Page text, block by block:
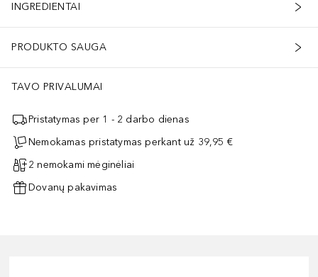
INGREDIENTAI
PRODUKTO SAUGA
TAVO PRIVALUMAI
Pristatymas per 1 - 2 darbo dienas
Nemokamas pristatymas perkant už 39,95 €
2 nemokami mėginėliai
Dovanų pakavimas